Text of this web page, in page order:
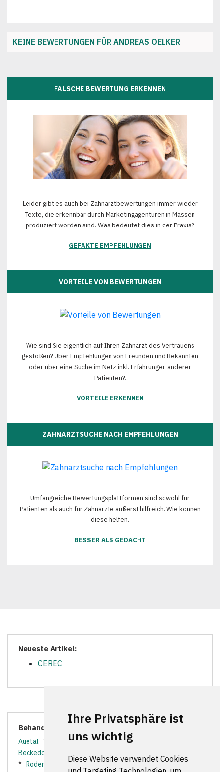
Ihre Privatsphäre ist
uns wichtig
Diese Website verwendet Cookies
KEINE BEWERTUNGEN FÜR ANDREAS OELKER
FALSCHE BEWERTUNG ERKENNEN
Leider gibt es auch bei Zahnarztbewertungen immer wieder
Texte, die erkennbar durch Marketingagenturen in Massen
produziert worden sind. Was bedeutet dies in der Praxis?
GEFAKTE EMPFEHLUNGEN
VORTEILE VON BEWERTUNGEN
Wie sind Sie eigentlich auf Ihren Zahnarzt des Vertrauens
gestoßen? Über Empfehlungen von Freunden und Bekannten
oder über eine Suche im Netz inkl. Erfahrungen anderer
Patienten?.
VORTEILE ERKENNEN
ZAHNARZTSUCHE NACH EMPFEHLUNGEN
Umfangreiche Bewertungsplattformen sind sowohl für
Patienten als auch für Zahnärzte äußerst hilfreich. Wie können
diese helfen.
BESSER ALS GEDACHT
Neueste Artikel:
CEREC
Behandler in der Nähe:
Auetal * Bad Münder am Deister*
Beckedorf
* Rodenberg *Ronnenberg* Seelze*Springe*